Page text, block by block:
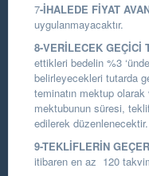
7-İHALEDE FİYAT
uygulanmayacaktır.
8-VERİLECEK GEÇİCİ
ettikleri bedelin %3
belirleyecekleri tutarda
teminatın mektup
mektubunun süresi,
edilerek düzenlenecektir.
9-TEKLİFLERİN
itibaren en az 120